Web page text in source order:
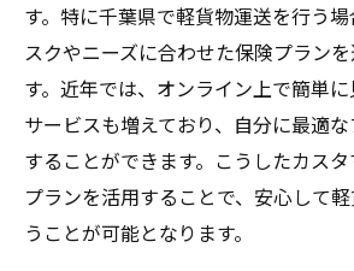
す。特に千葉県で軽貨物運送を行う
スクやニーズに合わせた保険プラン
す。近年では、オンライン上で簡単
サービスも増えており、自分に最適
することができます。こうしたカス
プランを活用することで、安心して
うことが可能となります。